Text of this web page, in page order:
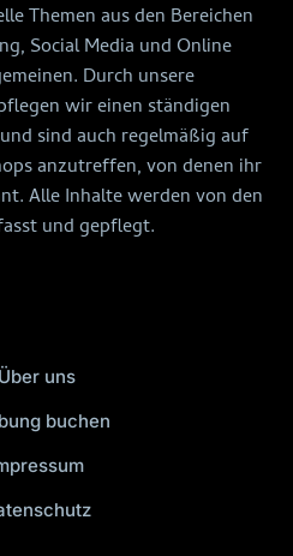
Themen aus den Bereichen
Social Media und Online
Durch unsere
wir einen ständigen
sind auch regelmäßig auf
anzutreffen, von denen ihr
Alle Inhalte werden von den
und gepflegt.
Über uns
buchen